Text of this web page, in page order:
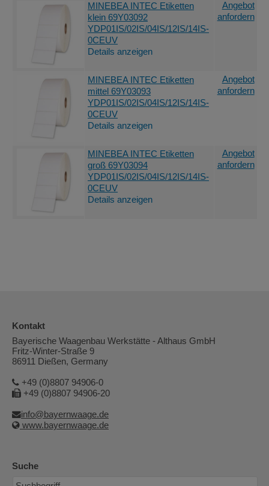
MINEBEA INTEC Etiketten
klein 69Y03092
YDP01IS/02IS/04IS/12IS/14IS-
0CEUV
Details anzeigen
Angebot
anfordern
MINEBEA INTEC Etiketten
mittel 69Y03093
YDP01IS/02IS/04IS/12IS/14IS-
0CEUV
Details anzeigen
Angebot
anfordern
MINEBEA INTEC Etiketten
groß 69Y03094
YDP01IS/02IS/04IS/12IS/14IS-
0CEUV
Details anzeigen
Angebot
anfordern
Kontakt
Bayerische Waagenbau Werkstätte - Althaus GmbH
Fritz-Winter-Straße 9
86911 Dießen, Germany
+49 (0)8807 94906-0
+49 (0)8807 94906-20
info@bayernwaage.de
www.bayernwaage.de
Suche